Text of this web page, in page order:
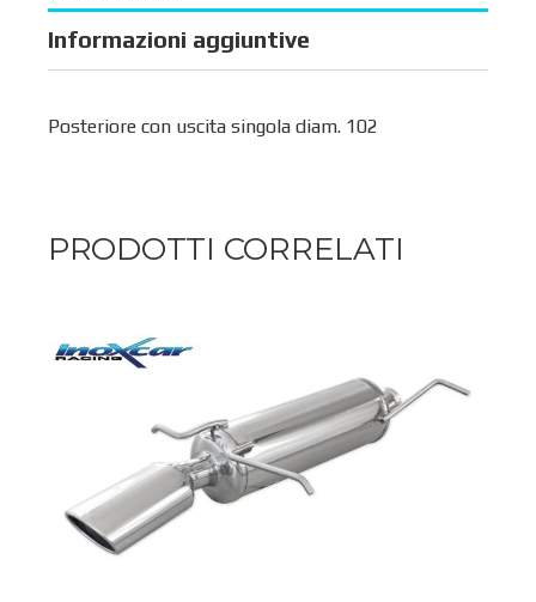
Informazioni aggiuntive
Posteriore con uscita singola diam. 102
PRODOTTI CORRELATI